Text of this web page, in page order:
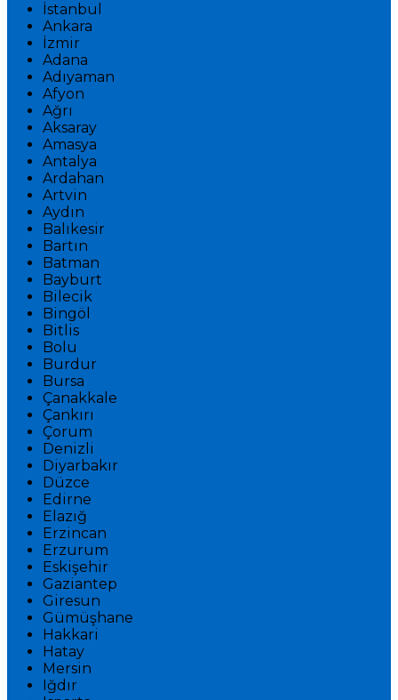
İstanbul
Ankara
İzmir
Adana
Adıyaman
Afyon
Ağrı
Aksaray
Amasya
Antalya
Ardahan
Artvin
Aydın
Balıkesir
Bartın
Batman
Bayburt
Bilecik
Bingöl
Bitlis
Bolu
Burdur
Bursa
Çanakkale
Çankırı
Çorum
Denizli
Diyarbakır
Düzce
Edirne
Elazığ
Erzincan
Erzurum
Eskişehir
Gaziantep
Giresun
Gümüşhane
Hakkari
Hatay
Mersin
Iğdır